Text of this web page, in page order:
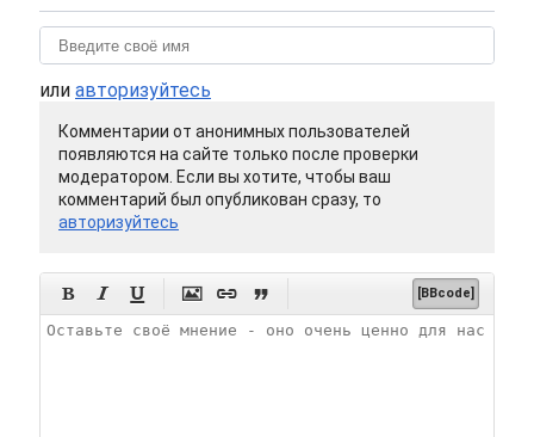
или авторизуйтесь
Комментарии от анонимных пользователей
появляются на сайте только после проверки
модератором. Если вы хотите, чтобы ваш
комментарий был опубликован сразу, то
авторизуйтесь
      [BBcode]